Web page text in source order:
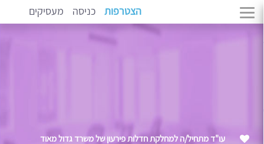
הצטרפות כניסה מעסיקים
עו"ד מתחיל/ה למחלקת חדלות פירעון של משרד גדול מאוד